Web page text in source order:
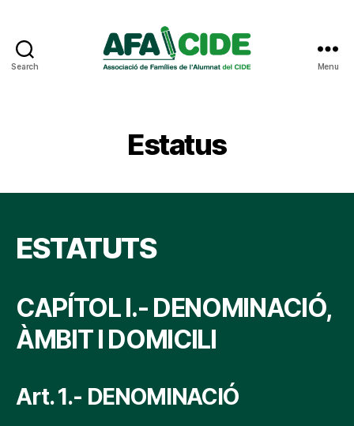
Search Menu
Estatus
ESTATUTS
CAPÍTOL I.- DENOMINACIÓ,
ÀMBIT I DOMICILI
Art. 1.- DENOMINACIÓ